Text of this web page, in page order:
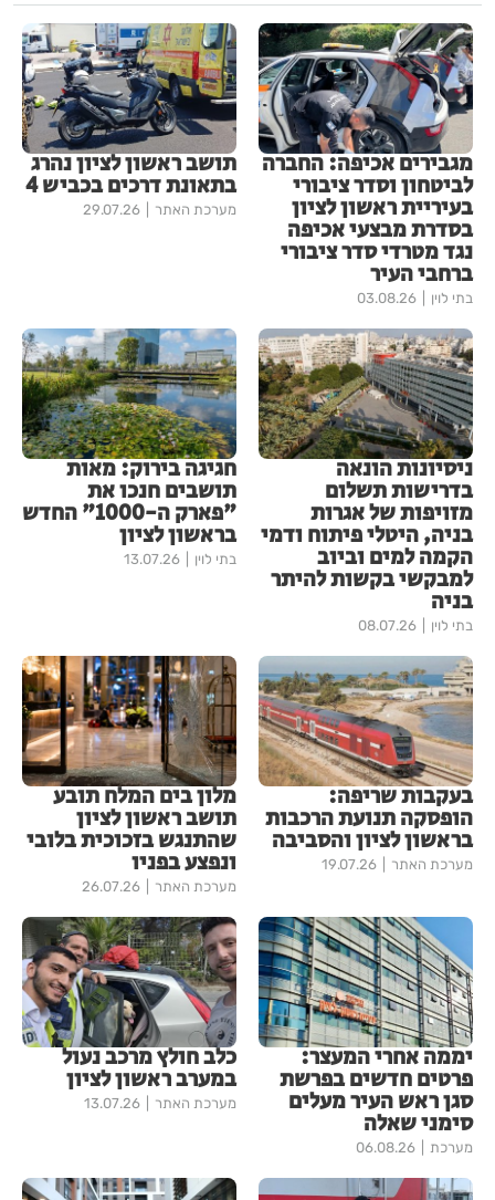
מגבירים אכיפה: החברה
לביטחון וסדר ציבורי
בעיריית ראשון לציון
בסדרת מבצעי אכיפה
נגד מטרדי סדר ציבורי
ברחבי העיר
בתי לוין 03.08.26
תושב ראשון לציון נהרג
בתאונת דרכים בכביש 4
מערכת האתר 29.07.26
ניסיונות הונאה
בדרישות תשלום
מזויפות של אגרות
בניה, היטלי פיתוח ודמי
הקמה למים וביוב
למבקשי בקשות להיתר
בניה
בתי לוין 08.07.26
חגיגה בירוק: מאות
תושבים חנכו את
"פארק ה-1000" החדש
בראשון לציון
בתי לוין 13.07.26
בעקבות שריפה:
הופסקה תנועת הרכבות
בראשון לציון והסביבה
מערכת האתר 19.07.26
מלון בים המלח תובע
תושב ראשון לציון
שהתנגש בזכוכית בלובי
ונפצע בפניו
מערכת האתר 26.07.26
יממה אחרי המעצר:
פרטים חדשים בפרשת
סגן ראש העיר מעלים
סימני שאלה
מערכת 06.08.26
כלב חולץ מרכב נעול
במערב ראשון לציון
מערכת האתר 13.07.26